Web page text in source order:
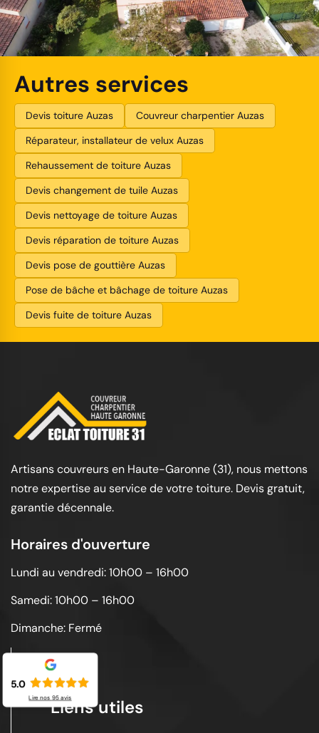
Autres services
Devis toiture Auzas
Couvreur charpentier Auzas
Réparateur, installateur de velux Auzas
Rehaussement de toiture Auzas
Devis changement de tuile Auzas
Devis nettoyage de toiture Auzas
Devis réparation de toiture Auzas
Devis pose de gouttière Auzas
Pose de bâche et bâchage de toiture Auzas
Devis fuite de toiture Auzas
Artisans couvreurs en Haute-Garonne (31), nous mettons
notre expertise au service de votre toiture. Devis gratuit,
garantie décennale.
Horaires d'ouverture
Lundi au vendredi: 10h00 – 16h00
Samedi: 10h00 – 16h00
Dimanche: Fermé
Liens utiles
5.0
Lire nos 95avis